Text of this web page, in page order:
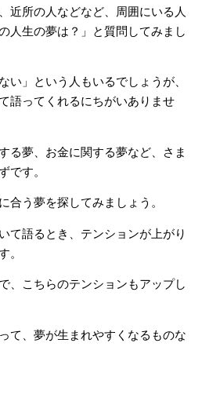
近所の人などなど、周囲にいる人
人生の夢は？」と質問してみまし
い」という人もいるでしょうが、
語ってくれるにちがいありませ
る夢、お金に関する夢など、さま
です。
合う夢を探してみましょう。
て語るとき、テンションが上がり
。
、こちらのテンションもアップし
て、夢が生まれやすくなるものな